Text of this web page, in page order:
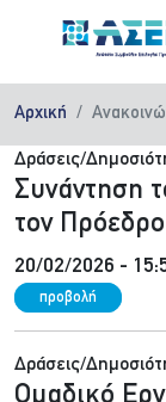
Αρχική
Δράσεις/
Συνάντηση
τον
20/02/2026 -
προβολή
Δράσεις/
Ομαδικό